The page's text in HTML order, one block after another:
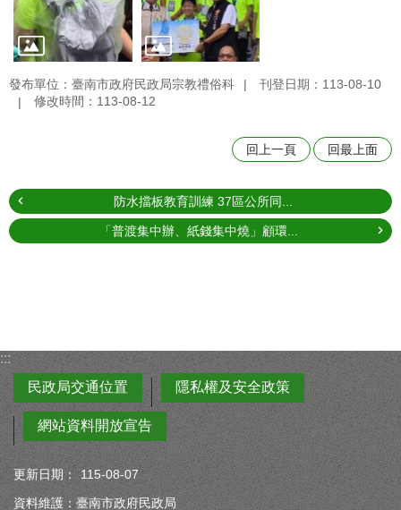
發布單位：臺南市政府民政局宗教禮俗科
刊登日期：113-08-10
修改時間：113-08-12
回上一頁 回最上面
防水擋板教育訓練 37區公所同...
「普渡集中辦、紙錢集中燒」顧環...
:::
民政局交通位置
隱私權及安全政策
網站資料開放宣告
更新日期：
115-08-07
資料維護：臺南市政府民政局